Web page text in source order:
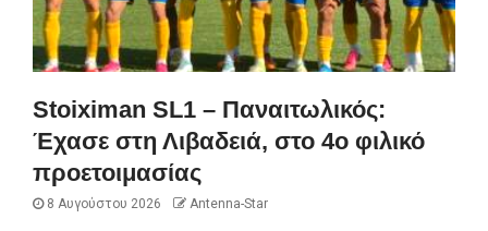
Stoiximan SL1 – Παναιτωλικός:
Έχασε στη Λιβαδειά, στο 4ο φιλικό
προετοιμασίας
8 Αυγούστου 2026 Antenna-Star